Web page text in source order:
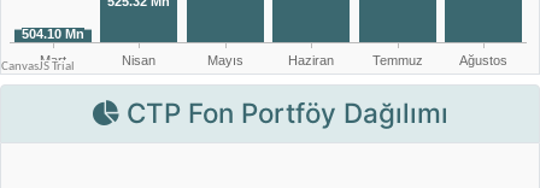
CTP Fon Portföy Dağılımı